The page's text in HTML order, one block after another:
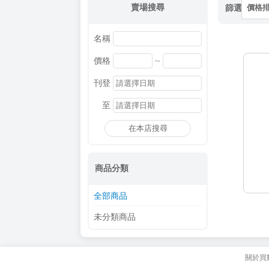
賣場搜尋
名稱
價格 ~
刊登
至
在本店搜尋
商品分類
全部商品
未分類商品
篩選 價格
關於買